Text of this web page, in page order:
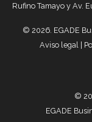
Rufino Tamayo y Av.
© 2026. EGADE
Aviso legal
©
EGADE